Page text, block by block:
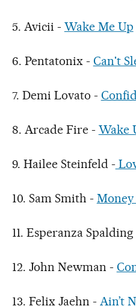
5. Avicii - Wake Me Up
6. Pentatonix - Can't
7. Demi Lovato -
8. Arcade Fire - Wake
9. Hailee Steinfeld -
10. Sam Smith -
11. Esperanza
12. John Newman -
13. Felix Jaehn - Ain’t